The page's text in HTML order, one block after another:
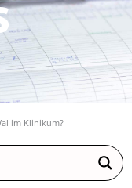
im Klinikum?